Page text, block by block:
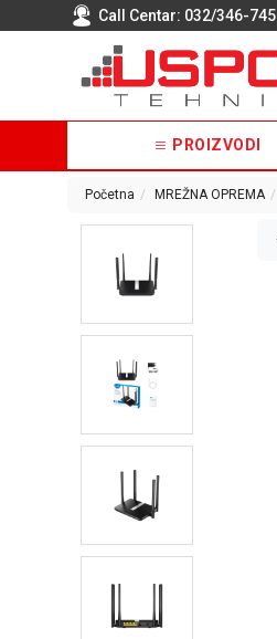
Call Centar: 032/346-745
PROIZVODI
Početna MREŽNA OPREMA